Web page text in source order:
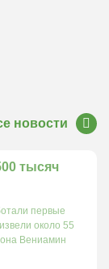
новости
тысяч
первые
около 55
Вениамин